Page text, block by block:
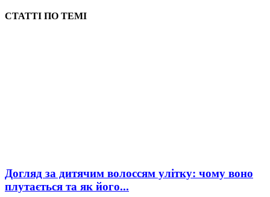
СТАТТІ ПО ТЕМІ
Догляд за дитячим волоссям улітку: чому воно
плутається та як його...